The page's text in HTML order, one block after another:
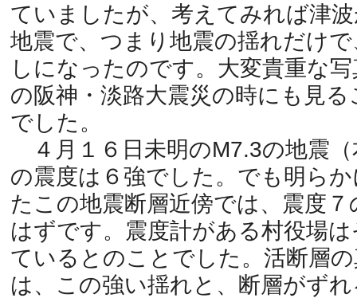
ていましたが、考えてみれば津
地震で、つまり地震の揺れだけ
しになったのです。大変貴重な
の阪神・淡路大震災の時にも見
でした。
４月１６日未明のM7.3の地震
の震度は６強でした。でも明ら
たこの地震断層近傍では、震度
はずです。震度計がある村役場
ているとのことでした。活断層
は、この強い揺れと、断層がず